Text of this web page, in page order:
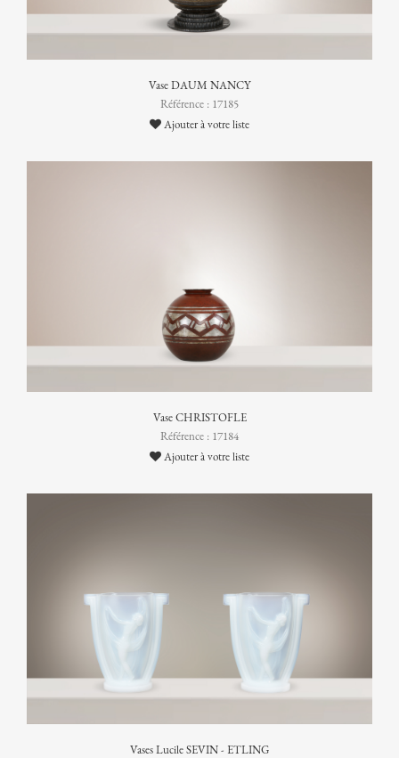
Vase DAUM NANCY
Référence : 17185
Ajouter à votre liste
Vase CHRISTOFLE
Référence : 17184
Ajouter à votre liste
Vases Lucile SEVIN - ETLING